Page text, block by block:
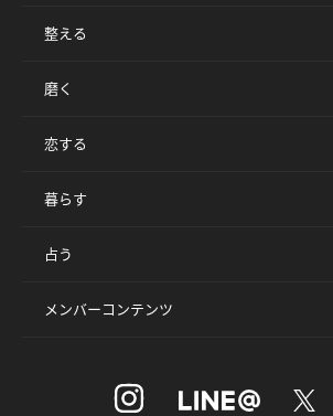
整える
磨く
恋する
暮らす
占う
メンバーコンテンツ